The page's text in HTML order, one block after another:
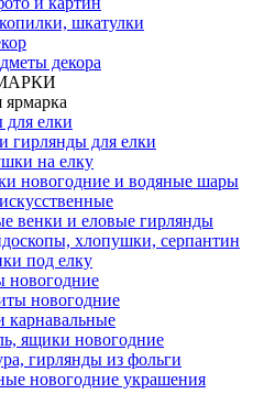
шкатулки
декора
ярмарка
для елки
гирлянды для елки
на елку
новогодние и водяные шары
венки и еловые гирлянды
хлопушки, серпантин
под елку
новогодние
новогодние
карнавальные
ящики новогодние
гирлянды из фольги
новогодние украшения